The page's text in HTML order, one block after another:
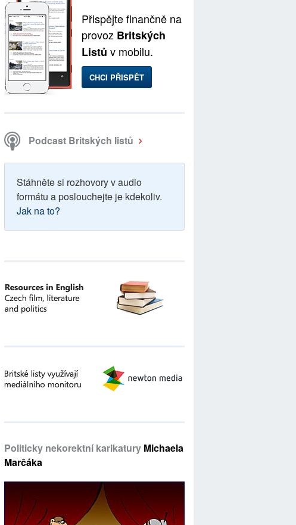
➥
Přispějte finančně na
provoz Britských
Listů v mobilu.
CHCI PŘISPĚT
Podcast Britských listů
Stáhněte si rozhovory v audio
formátu a poslouchejte je kdekoliv.
Jak na to?
Politicky nekorektní karikatury Michaela
Marčáka